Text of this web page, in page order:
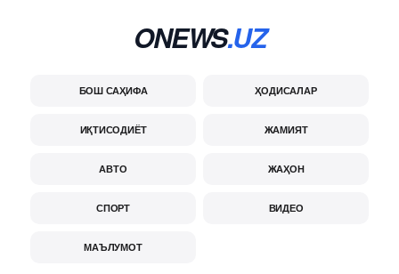
ONEWS.UZ
БОШ САҲИФА ҲОДИСАЛАР
ИҚТИСОДИЁТ ЖАМИЯТ
АВТО ЖАҲОН
СПОРТ ВИДЕО
МАЪЛУМОТ